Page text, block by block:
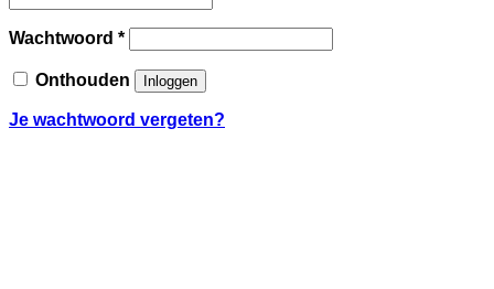
Wachtwoord *Vereist
Onthouden Inloggen
Je wachtwoord vergeten?